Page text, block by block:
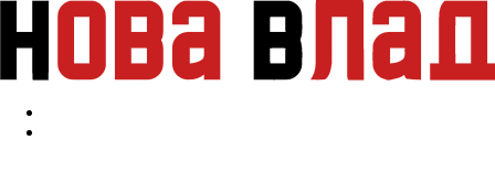
Перейти к основному содержанию